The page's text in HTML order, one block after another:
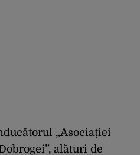
„Asociației
alături de